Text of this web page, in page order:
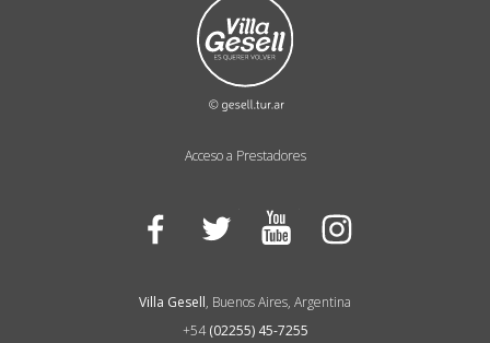
Acceso a Prestadores
Facebook Twitter YouTube
Villa Gesell, Buenos Aires, Argentina
+54(02255) 45-7255